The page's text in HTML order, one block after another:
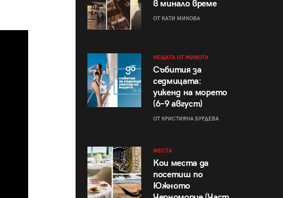
в минало време
ОТ КАТИ МИКОВА
НЕЩАТА ОТ ЖИВОТА
Събития за
седмицата:
уикенд на морето
(6–9 август)
ОТ КРИСТИЯНА БУРДЕВА
МЕСТА
Кои места да
посетиш по
Южното